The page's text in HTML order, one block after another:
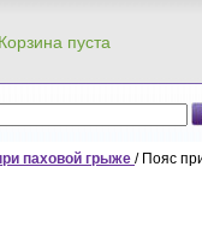
паховой грыже / Пояс